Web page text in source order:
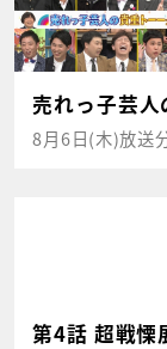
売れっ子芸
8月6日(木)放送
第4話 超戦慄